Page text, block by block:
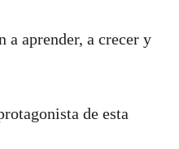
a aprender, a crecer y
de esta